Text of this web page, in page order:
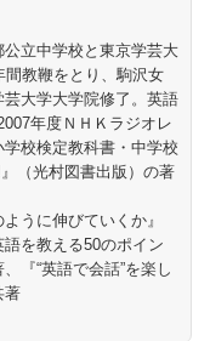
立中学校と東京学芸大
教鞭をとり、駒沢女
大学大学院修了。英語
年度ＮＨＫラジオレ
校検定教科書・中学校
（光村図書出版）の著
うに伸びていくか』
語を教える50のポイン
『“英語で会話”を楽し
著